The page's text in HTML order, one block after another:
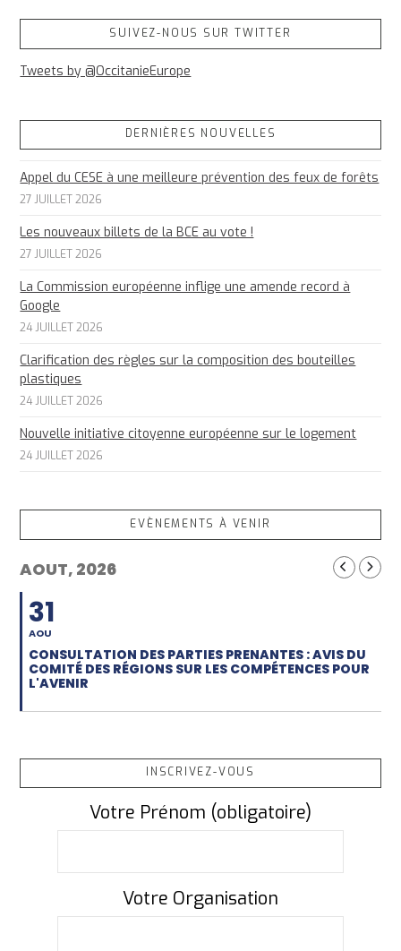
SUIVEZ-NOUS SUR TWITTER
Tweets by @OccitanieEurope
DERNIÈRES NOUVELLES
Appel du CESE à une meilleure prévention des feux de forêts
27 JUILLET 2026
Les nouveaux billets de la BCE au vote !
27 JUILLET 2026
La Commission européenne inflige une amende record à
Google
24 JUILLET 2026
Clarification des règles sur la composition des bouteilles
plastiques
24 JUILLET 2026
Nouvelle initiative citoyenne européenne sur le logement
24 JUILLET 2026
EVÈNEMENTS À VENIR
AOUT, 2026
31
AOU
CONSULTATION DES PARTIES PRENANTES : AVIS DU
COMITÉ DES RÉGIONS SUR LES COMPÉTENCES POUR
L'AVENIR
INSCRIVEZ-VOUS
Votre Prénom (obligatoire)
Votre Organisation